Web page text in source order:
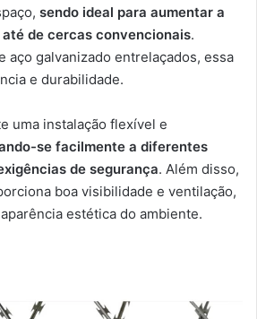
sendo ideal para aumentar a
de cercas convencionais.
aço galvanizado entrelaçados, essa
e durabilidade.
uma instalação flexível e
se facilmente a diferentes
de segurança. Além disso,
boa visibilidade e ventilação,
estética do ambiente.